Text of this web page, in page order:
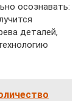
осознавать:
деталей,